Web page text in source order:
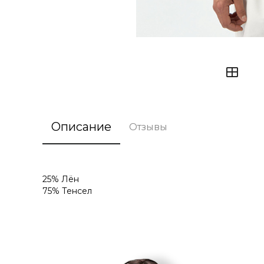
Описание Отзывы
25% Лён
75% Тенсел